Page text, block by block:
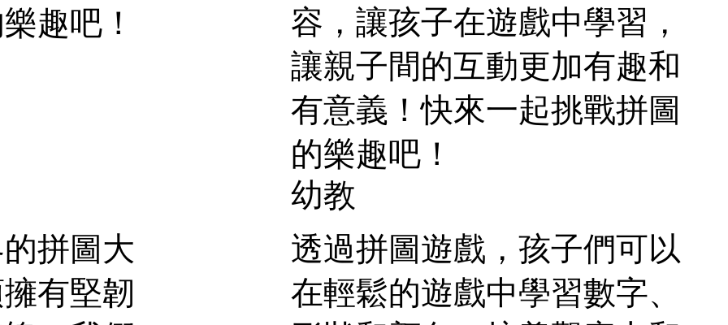
趣吧！
容，讓孩子在遊戲中學習，
讓親子間的互動更加有趣和
有意義！快來一起挑戰拼圖
的樂趣吧！
拼圖大
有堅韌
透過拼圖遊戲，孩子們可以
在輕鬆的遊戲中學習數字、
幼教